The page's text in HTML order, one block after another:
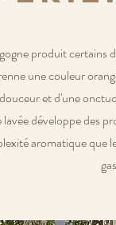
produit certains
une couleur
et d'une
développe des
aromatique que